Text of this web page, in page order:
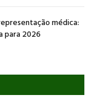
médica:
para 2026